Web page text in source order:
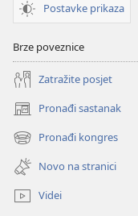
Postavke prikaza
Brze poveznice
Zatražite posjet
Pronađi sastanak
(otvara
se
novi
prozor)
Pronađi kongres
(otvara
se
novi
prozor)
Novo na stranici
Videi